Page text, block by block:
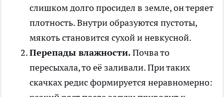
слишком долго просидел в земле, он теряет
плотность. Внутри образуются пустоты,
мякоть становится сухой и невкусной.
Перепады влажности.Почва то
пересыхала, то её заливали. При таких
скачках редис формируется неравномерно: